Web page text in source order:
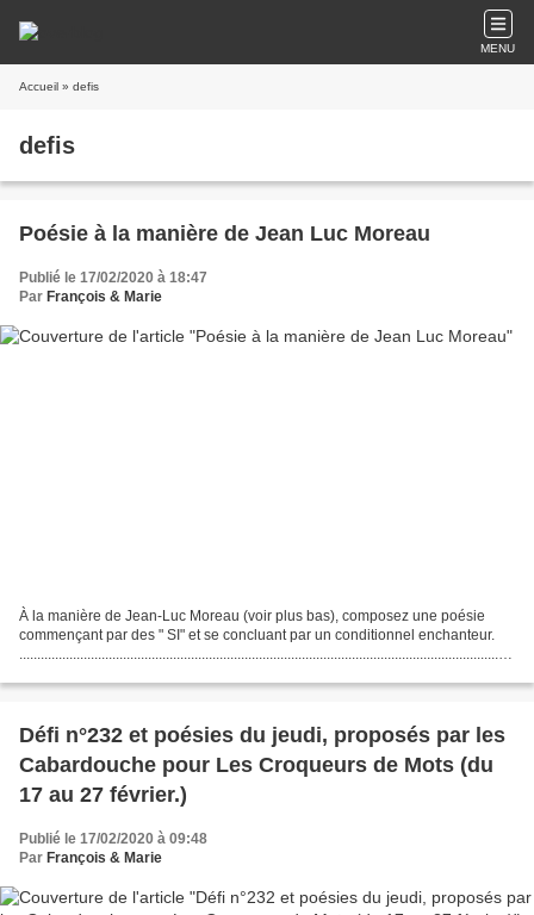
MENU
Accueil » defis
defis
Poésie à la manière de Jean Luc Moreau
Publié le 17/02/2020 à 18:47
Par François & Marie
À la manière de Jean-Luc Moreau (voir plus bas), composez une poésie
commençant par des " SI" et se concluant par un conditionnel enchanteur.
Défi n°232 et poésies du jeudi, proposés par les
Cabardouche pour Les Croqueurs de Mots (du
17 au 27 février.)
Publié le 17/02/2020 à 09:48
Par François & Marie